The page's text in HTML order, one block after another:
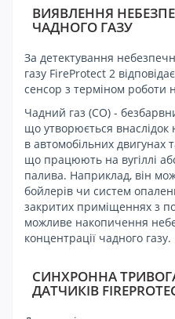
ВИЯВЛЕННЯ
ЧАДНОГО ГАЗУ
За детектування
газу FireProtect 2
сенсор з терміном роботи
Чадний газ (CO) -
що утворюється
в автомобільних
що працюють на вугіллі
палива. Наприклад, він
бойлерів чи систем
закритих приміщеннях з
можливе накопичення
концентрації чадного газу.
СИНХРОННА
ДАТЧИКІВ